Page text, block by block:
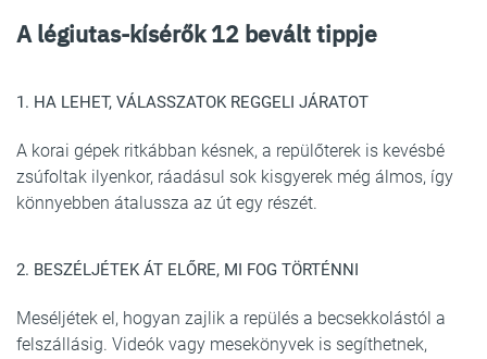
A légiutas-kísérők 12 bevált tippje
1. HA LEHET, VÁLASSZATOK REGGELI JÁRATOT
A korai gépek ritkábban késnek, a repülőterek is kevésbé
zsúfoltak ilyenkor, ráadásul sok kisgyerek még álmos, így
könnyebben átalussza az út egy részét.
2. BESZÉLJÉTEK ÁT ELŐRE, MI FOG TÖRTÉNNI
Meséljétek el, hogyan zajlik a repülés a becsekkolástól a
felszállásig. Videók vagy mesekönyvek is segíthetnek,